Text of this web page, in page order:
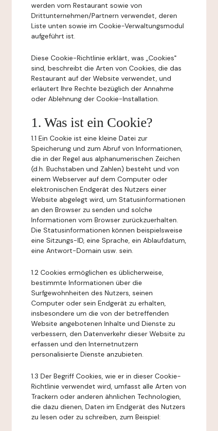
werden vom Restaurant sowie von
Drittunternehmen/Partnern verwendet, deren
Liste unten sowie im Cookie-Verwaltungsmodul
aufgeführt ist.
Diese Cookie-Richtlinie erklärt, was „Cookies"
sind, beschreibt die Arten von Cookies, die das
Restaurant auf der Website verwendet, und
erläutert Ihre Rechte bezüglich der Annahme
oder Ablehnung der Cookie-Installation.
1. Was ist ein Cookie?
1.1 Ein Cookie ist eine kleine Datei zur
Speicherung und zum Abruf von Informationen,
die in der Regel aus alphanumerischen Zeichen
(d.h. Buchstaben und Zahlen) besteht und von
einem Webserver auf dem Computer oder
elektronischen Endgerät des Nutzers einer
Website abgelegt wird, um Statusinformationen
an den Browser zu senden und solche
Informationen vom Browser zurückzuerhalten.
Die Statusinformationen können beispielsweise
eine Sitzungs-ID, eine Sprache, ein Ablaufdatum,
eine Antwort-Domain usw. sein.
1.2 Cookies ermöglichen es üblicherweise,
bestimmte Informationen über die
Surfgewohnheiten des Nutzers, seinen
Computer oder sein Endgerät zu erhalten,
insbesondere um die von der betreffenden
Website angebotenen Inhalte und Dienste zu
verbessern, den Datenverkehr dieser Website zu
erfassen und den Internetnutzern
personalisierte Dienste anzubieten.
1.3 Der Begriff Cookies, wie er in dieser Cookie-
Richtlinie verwendet wird, umfasst alle Arten von
Trackern oder anderen ähnlichen Technologien,
die dazu dienen, Daten im Endgerät des Nutzers
zu lesen oder zu schreiben, zum Beispiel: